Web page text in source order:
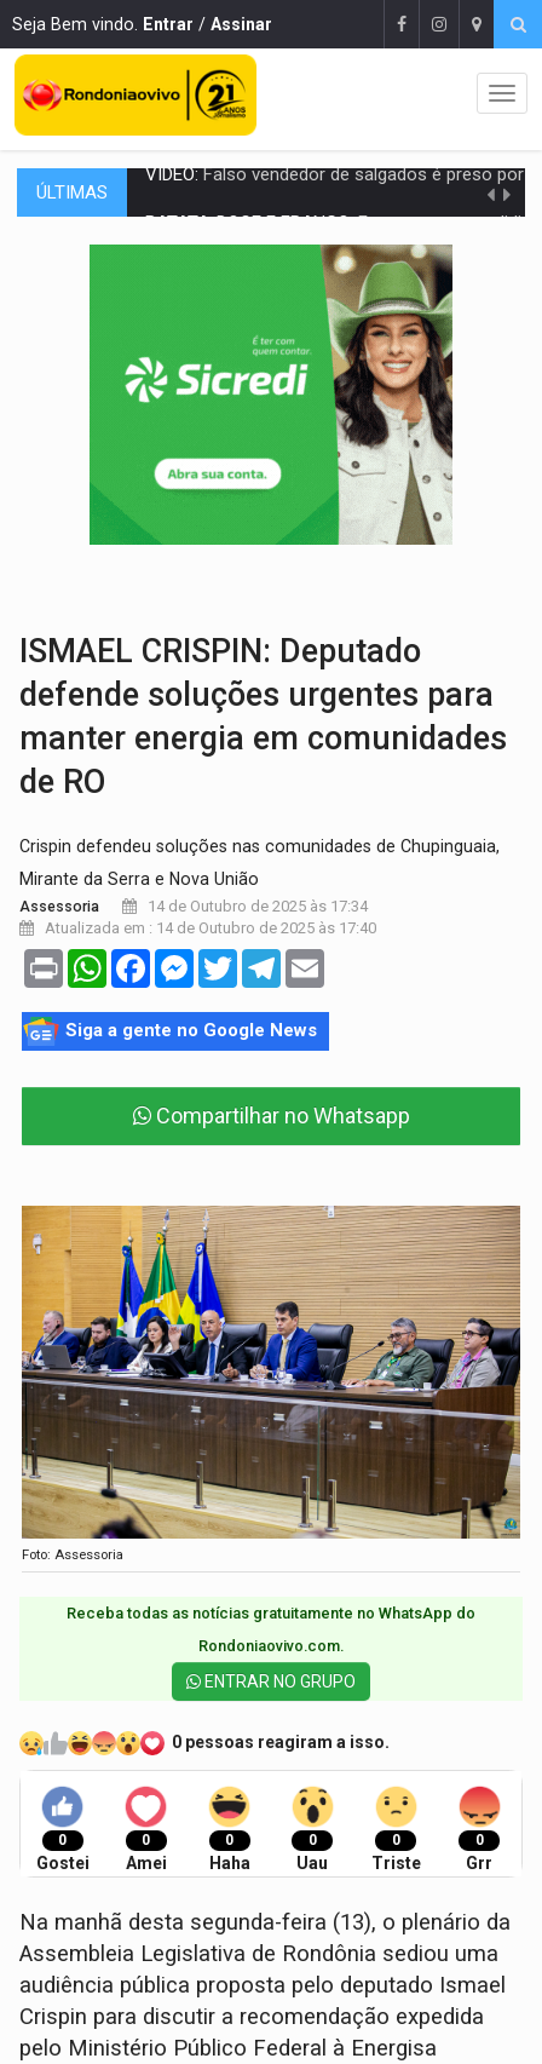
Seja Bem vindo. Entrar / Assinar
ÚLTIMAS Faça esse escondidinho e me
BARREIRA NATURAL:Desmate da Amazônia corta chuvas no Sul e ameaça
Anvisa libera venda de medicamentos pela Shopee, mas
Nova lei endurece punição por abuso sexual contra
POLUIÇÃO E RISCOS: Retirada de fiação irregular avança no país e em PVH
Armado com machado, homem ameaça matar sobrinha grávida e
TRIBUNAL DO CRIME: Homem é espancado por facção criminosa
VÍDEO: Perseguição é registrada no shopping após colombiana furtar
ISMAEL CRISPIN: Deputado
defende soluções urgentes para
manter energia em comunidades
de RO
Crispin defendeu soluções nas comunidades de Chupinguaia,
Mirante da Serra e Nova União
Assessoria
14 de Outubro de 2025 às 17:34
Atualizada em : 14 de Outubro de 2025 às 17:40
Print WhatsAppFacebookMessenger
TwitterTelegram
Siga a gente no Google News
Compartilhar no Whatsapp
Foto: Assessoria
Receba todas as notícias gratuitamente no WhatsApp do
Rondoniaovivo.com.​
ENTRAR NO GRUPO
0 pessoas reagiram a isso.
0
Gostei
0
Amei
0
Haha
0
Uau
0
Triste
0
Grr
Na manhã desta segunda-feira (13), o plenário da
Assembleia Legislativa de Rondônia sediou uma
audiência pública proposta pelo deputado Ismael
Crispin para discutir a recomendação expedida
pelo Ministério Público Federal à Energisa